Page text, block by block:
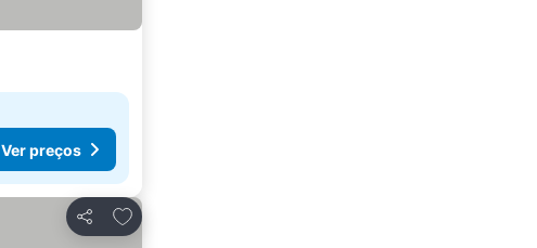
Ver preços
Partilhar
Adicionar aos favoritos